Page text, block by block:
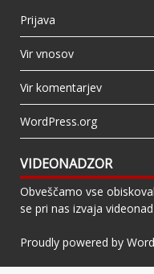
Prijava
Vir vnosov
Vir komentarjev
WordPress.org
VIDEONADZOR
Obveščamo vse
se pri nas izvaja
Proudly powered by